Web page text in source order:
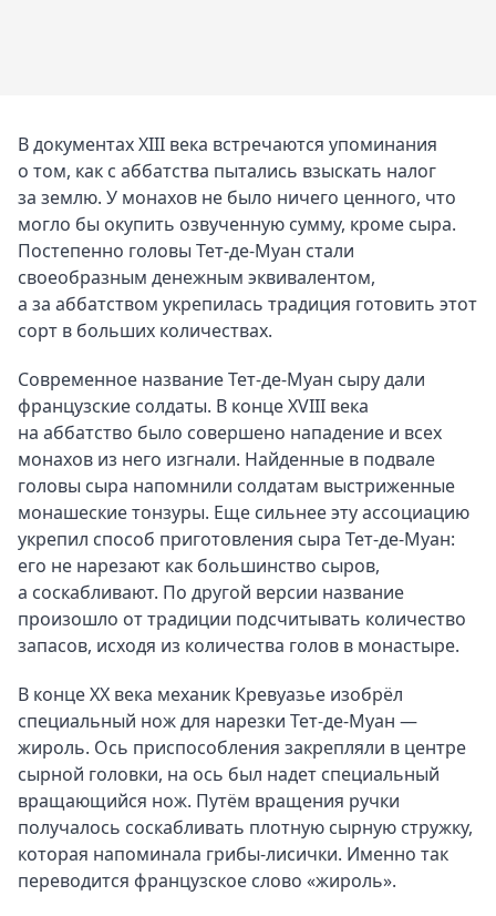
В документах XIII века встречаются упоминания
о том, как с аббатства пытались взыскать налог
за землю. У монахов не было ничего ценного, что
могло бы окупить озвученную сумму, кроме сыра.
Постепенно головы Тет-де-Муан стали
своеобразным денежным эквивалентом,
а за аббатством укрепилась традиция готовить этот
сорт в больших количествах.
Современное название Тет-де-Муан сыру дали
французские солдаты. В конце XVIII века
на аббатство было совершено нападение и всех
монахов из него изгнали. Найденные в подвале
головы сыра напомнили солдатам выстриженные
монашеские тонзуры. Еще сильнее эту ассоциацию
укрепил способ приготовления сыра Тет-де-Муан:
его не нарезают как большинство сыров,
а соскабливают. По другой версии название
произошло от традиции подсчитывать количество
запасов, исходя из количества голов в монастыре.
В конце XX века механик Кревуазье изобрёл
специальный нож для нарезки Тет-де-Муан —
жироль. Ось приспособления закрепляли в центре
сырной головки, на ось был надет специальный
вращающийся нож. Путём вращения ручки
получалось соскабливать плотную сырную стружку,
которая напоминала грибы-лисички. Именно так
переводится французское слово «жироль».